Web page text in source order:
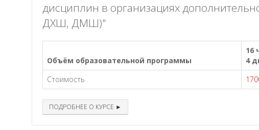
дисциплин в организациях
ДХШ, ДМШ)"
Объём образовательной программы
16
4
Стоимость
ПОДРОБНЕЕ О КУРСЕ ►